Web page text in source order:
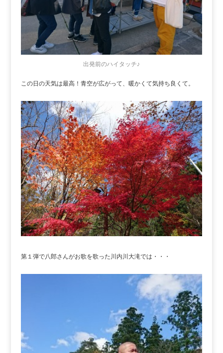
出発前のハイタッチ♪
この日の天気は最高！青空が広がって、暖かくて気持ち良くて。
第１弾で八郎さんがお歌を歌った川内川大滝では・・・